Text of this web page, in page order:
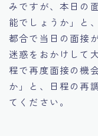
みですが、本日の
能でしょうか」と
都合で当日の面接
迷惑をおかけして
程で再度面接の機
か」と、日程の再
てください。